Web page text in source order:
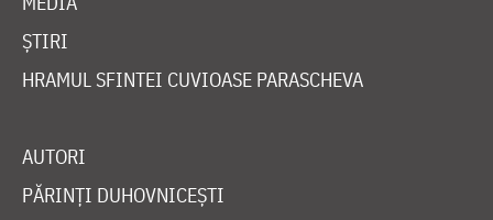
ȘTIRI
HRAMUL SFINTEI CUVIOASE PARASCHEVA
AUTORI
PĂRINȚI DUHOVNICEȘTI